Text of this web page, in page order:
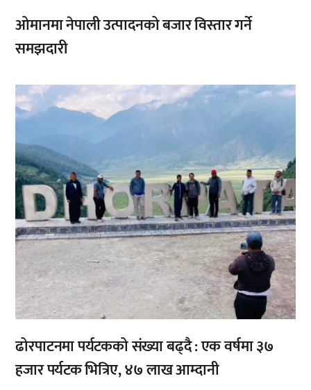
ओमानमा नेपाली उत्पादनको बजार विस्तार गर्ने
समझदारी
,,
ढोरपाटनमा पर्यटकको संख्या बढ्दै : एक वर्षमा ३७
हजार पर्यटक भित्रिए, ४७ लाख आम्दानी